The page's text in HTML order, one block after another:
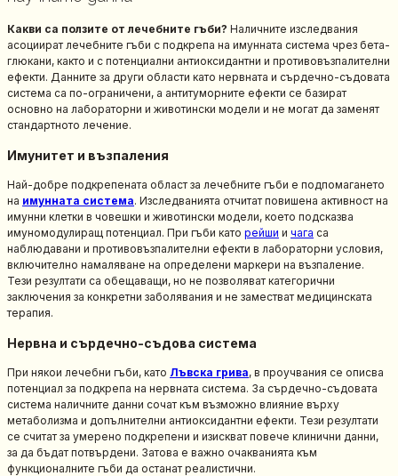
Какви са ползите от лечебните гъби? Наличните изследвания
асоциират лечебните гъби с подкрепа на имунната система чрез бета-
глюкани, както и с потенциални антиоксидантни и противовъзпалителни
ефекти. Данните за други области като нервната и сърдечно-съдовата
система са по-ограничени, а антитуморните ефекти се базират
основно на лабораторни и животински модели и не могат да заменят
стандартното лечение.
Имунитет и възпаления
Най-добре подкрепената област за лечебните гъби е подпомагането
на имунната система. Изследванията отчитат повишена активност на
имунни клетки в човешки и животински модели, което подсказва
имуномодулиращ потенциал. При гъби като рейши и чага са
наблюдавани и противовъзпалителни ефекти в лабораторни условия,
включително намаляване на определени маркери на възпаление.
Тези резултати са обещаващи, но не позволяват категорични
заключения за конкретни заболявания и не заместват медицинската
терапия.
Нервна и сърдечно-съдова система
При някои лечебни гъби, като Лъвска грива, в проучвания се описва
потенциал за подкрепа на нервната система. За сърдечно-съдовата
система наличните данни сочат към възможно влияние върху
метаболизма и допълнителни антиоксидантни ефекти. Тези резултати
се считат за умерено подкрепени и изискват повече клинични данни,
за да бъдат потвърдени. Затова е важно очакванията към
функционалните гъби да останат реалистични.